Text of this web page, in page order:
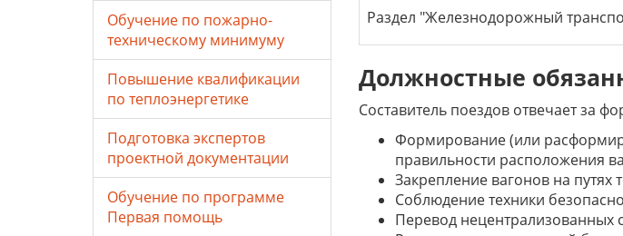
Раздел "Железнодорожный
Должностные
Составитель поездов отвечает за
Формирование (или
правильности расположения
Закрепление вагонов на
Соблюдение техники
Перевод нецентрализованных
Обучение по пожарно-
техническому минимуму
Повышение квалификации
по теплоэнергетике
Подготовка экспертов
проектной документации
Обучение по программе
Первая помощь